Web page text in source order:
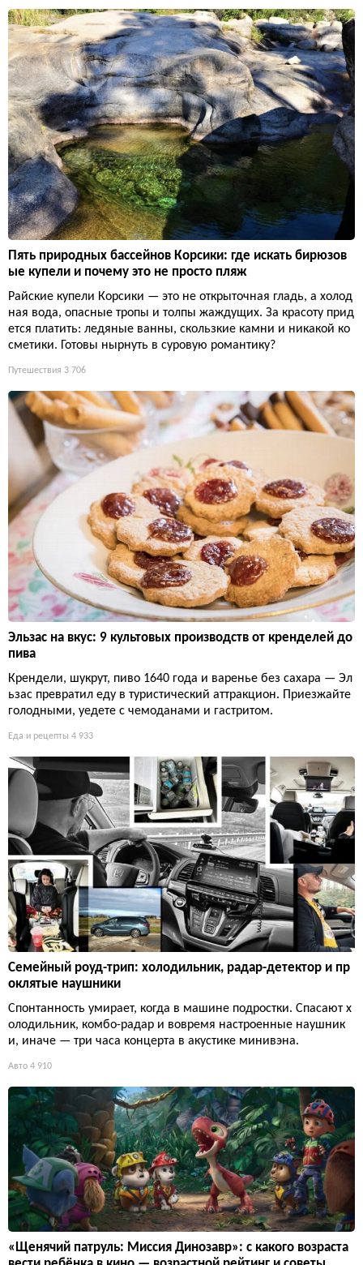
Пять природных бассейнов Корсики: где искать бирюзов
ые купели и почему это не просто пляж
Райские купели Корсики — это не открыточная гладь, а холод
ная вода, опасные тропы и толпы жаждущих. За красоту прид
ется платить: ледяные ванны, скользкие камни и никакой ко
сметики. Готовы нырнуть в суровую романтику?
Путешествия 3 706
Эльзас на вкус: 9 культовых производств от кренделей до
пива
Крендели, шукрут, пиво 1640 года и варенье без сахара — Эл
ьзас превратил еду в туристический аттракцион. Приезжайте
голодными, уедете с чемоданами и гастритом.
Еда и рецепты 4 933
Семейный роуд-трип: холодильник, радар-детектор и пр
оклятые наушники
Спонтанность умирает, когда в машине подростки. Спасают х
олодильник, комбо-радар и вовремя настроенные наушник
и, иначе — три часа концерта в акустике минивэна.
Авто 4 910
«Щенячий патруль: Миссия Динозавр»: с какого возраста